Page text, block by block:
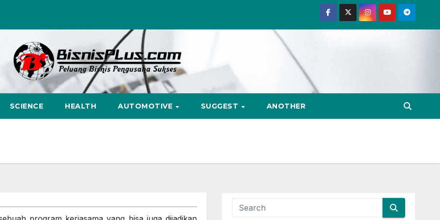
SCIENCE HEALTH AUTOMOTIVE SUGGEST ANOTHER